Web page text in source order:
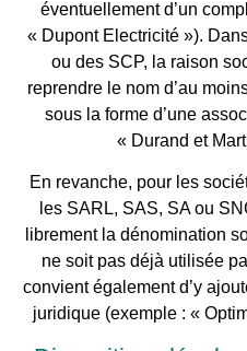
éventuellement d’un
« Dupont Electricité »).
ou des SCP, la raison
reprendre le nom d’au
sous la forme d’une
« Durand et
En revanche, pour les
les SARL, SAS, SA ou
librement la dénomination
ne soit pas déjà utilisée
convient également d’y
juridique (exemple : «